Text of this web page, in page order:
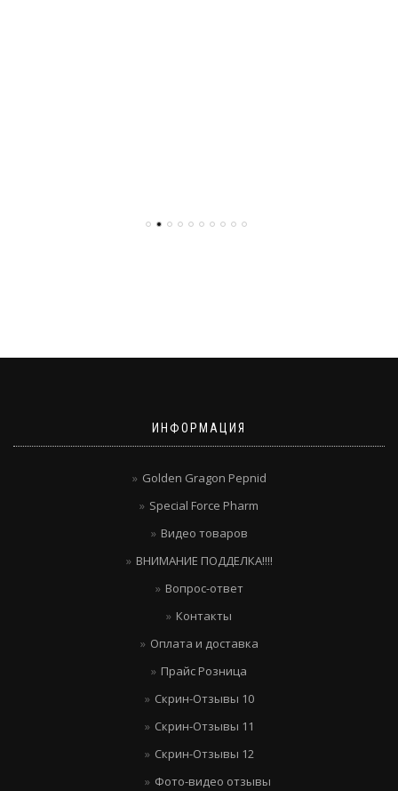
ИНФОРМАЦИЯ
Golden Gragon Pepnid
Special Force Pharm
Видео товаров
ВНИМАНИЕ ПОДДЕЛКА!!!!
Вопрос-ответ
Контакты
Оплата и доставка
Прайс Розница
Скрин-Отзывы 10
Скрин-Отзывы 11
Скрин-Отзывы 12
Фото-видео отзывы